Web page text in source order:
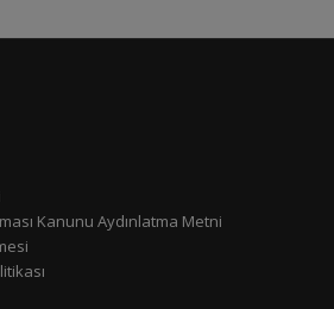
Kanunu Aydınlatma Metni